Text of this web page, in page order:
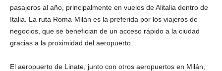
pasajeros al año, principalmente en vuelos de Alitalia dentro de
Italia. La ruta Roma-Milán es la preferida por los viajeros de
negocios, que se benefician de un acceso rápido a la ciudad
gracias a la proximidad del aeropuerto.
El aeropuerto de Linate, junto con otros aeropuertos en Milán,